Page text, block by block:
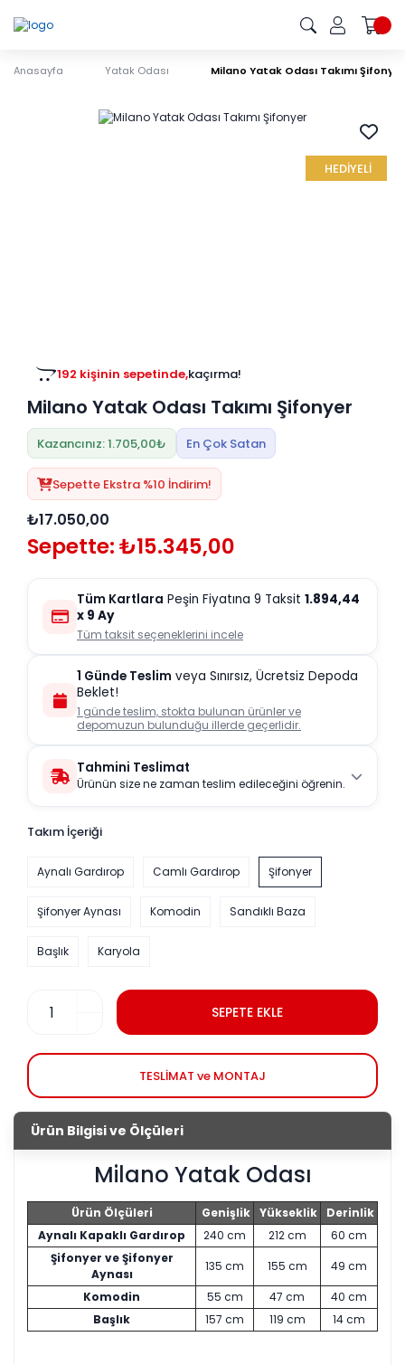
Anasayfa Yatak Odası Milano Yatak Odası Takımı Şifonyer
HEDİYELİ
192 kişinin sepetinde,kaçırma!
Milano Yatak Odası Takımı Şifonyer
Kazancınız: 1.705,00₺ En Çok Satan
Sepette Ekstra %10 İndirim!
₺17.050,00
Sepette: ₺15.345,00
Tüm Kartlara Peşin Fiyatına 9 Taksit 1.894,44
x 9 Ay
Tüm taksit seçeneklerini incele
1 Günde Teslim veya Sınırsız, Ücretsiz Depoda
Beklet!
1 günde teslim, stokta bulunan ürünler ve
depomuzun bulunduğu illerde geçerlidir.
Tahmini Teslimat
Ürünün size ne zaman teslim edileceğini öğrenin.
Takım İçeriği
Aynalı Gardırop Camlı Gardırop Şifonyer
Şifonyer Aynası Komodin Sandıklı Baza
Başlık Karyola
SEPETE EKLE
TESLİMAT ve MONTAJ
Ürün Bilgisi ve Ölçüleri
Milano Yatak Odası
Ürün Ölçüleri Genişlik Yükseklik
Derinlik
Aynalı Kapaklı Gardırop
240 cm 212cm
60 cm
Şifonyer ve Şifonyer
Aynası
135 cm 155 cm 49 cm
Komodin
55 cm 47 cm 40 cm
Başlık
157 cm 119 cm 14 cm